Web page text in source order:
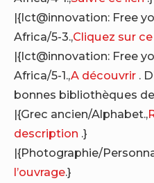
|{Ict@innovation: Free
Africa/5-3.,Cliquez sur
|{Ict@innovation: Free
Africa/5-1.,A découvrir .
bonnes bibliothèques
|{Grec ancien/Alphabet.,
description .}
|{Photographie/
l’ouvrage.}